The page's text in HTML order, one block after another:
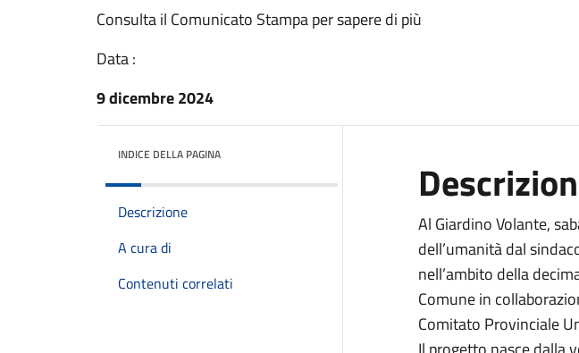
Consulta il Comunicato Stampa per sapere di più
Data :
9 dicembre 2024
INDICE DELLA PAGINA
Descrizione
A cura di
Contenuti correlati
Al Giardino Volante,
dell’umanità dal
nell’ambito della
Comune in
Comitato Provinciale